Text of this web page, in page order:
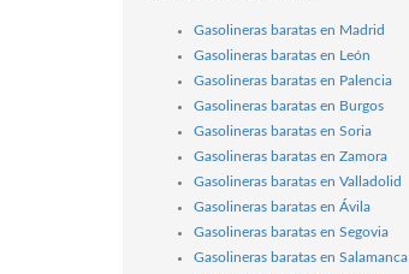
Gasolineras baratas en Madrid
Gasolineras baratas en León
Gasolineras baratas en Palencia
Gasolineras baratas en Burgos
Gasolineras baratas en Soria
Gasolineras baratas en Zamora
Gasolineras baratas en Valladolid
Gasolineras baratas en Ávila
Gasolineras baratas en Segovia
Gasolineras baratas en Salamanca